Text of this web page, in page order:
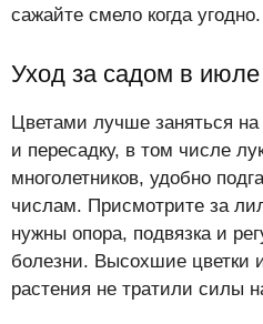
сажайте смело когда угодно.
Уход за садом в июле
Цветами лучше заняться
и пересадку, в том числе
многолетников, удобно
числам. Присмотрите за
нужны опора, подвязка и
болезни. Высохшие цветки
растения не тратили силы